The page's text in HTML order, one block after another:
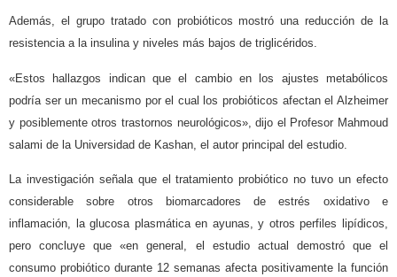
Además, el grupo tratado con probióticos mostró una reducción de la
resistencia a la insulina y niveles más bajos de triglicéridos.
«Estos hallazgos indican que el cambio en los ajustes metabólicos
podría ser un mecanismo por el cual los probióticos afectan el Alzheimer
y posiblemente otros trastornos neurológicos», dijo el Profesor Mahmoud
salami de la Universidad de Kashan, el autor principal del estudio.
La investigación señala que el tratamiento probiótico no tuvo un efecto
considerable sobre otros biomarcadores de estrés oxidativo e
inflamación, la glucosa plasmática en ayunas, y otros perfiles lipídicos,
pero concluye que «en general, el estudio actual demostró que el
consumo probiótico durante 12 semanas afecta positivamente la función